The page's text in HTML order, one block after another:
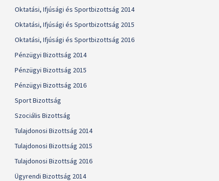
Oktatási, Ifjúsági és Sportbizottság 2014
Oktatási, Ifjúsági és Sportbizottság 2015
Oktatási, Ifjúsági és Sportbizottság 2016
Pénzügyi Bizottság 2014
Pénzügyi Bizottság 2015
Pénzügyi Bizottság 2016
Sport Bizottság
Szociális Bizottság
Tulajdonosi Bizottság 2014
Tulajdonosi Bizottság 2015
Tulajdonosi Bizottság 2016
Ügyrendi Bizottság 2014